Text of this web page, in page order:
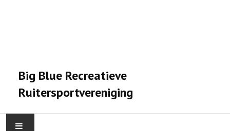
Big Blue Recreatieve
Ruitersportvereniging